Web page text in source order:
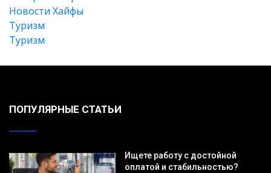
Новости Хайфы
Туризм
Туризм
ПОПУЛЯРНЫЕ СТАТЬИ
Ищете работу с достойной
оплатой и стабильностью?